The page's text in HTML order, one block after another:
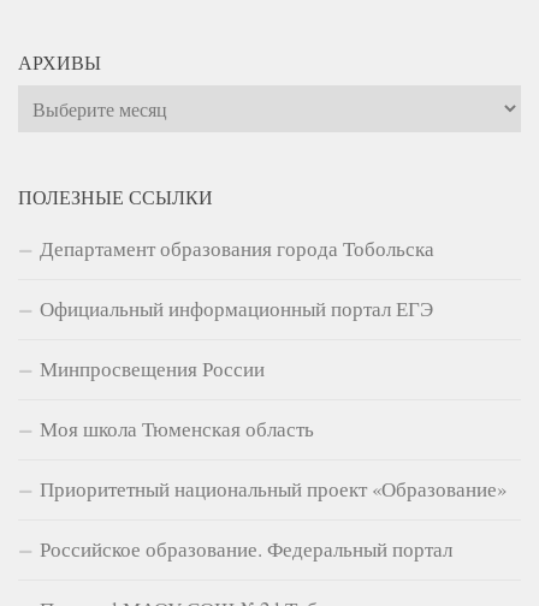
АРХИВЫ
Архивы
ПОЛЕЗНЫЕ ССЫЛКИ
Департамент образования города Тобольска
Официальный информационный портал ЕГЭ
Минпросвещения России
Моя школа Тюменская область
Приоритетный национальный проект «Образование»
Российское образование. Федеральный портал